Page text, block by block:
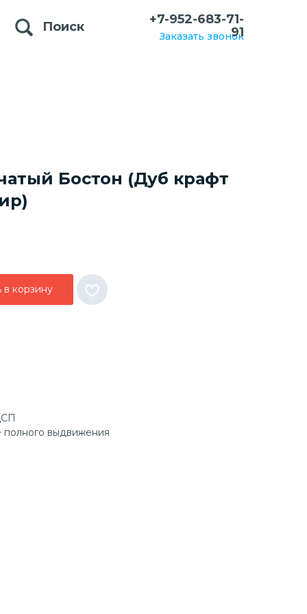
Заказать звонок
+7-952-683-71-
91
Поиск
Бостон (Дуб крафт
в корзину
выдвижения